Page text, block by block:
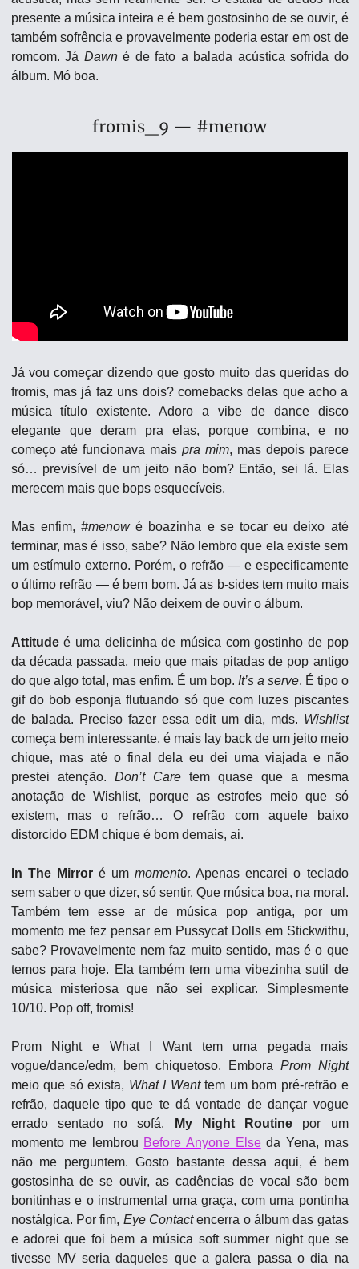
presente a música inteira e é bem gostosinho de se ouvir, é
também sofrência e provavelmente poderia estar em ost de
romcom. Já Dawn é de fato a balada acústica sofrida do
álbum. Mó boa.
fromis_9 — #menow
Já vou começar dizendo que gosto muito das queridas do
fromis, mas já faz uns dois? comebacks delas que acho a
música título existente. Adoro a vibe de dance disco
elegante que deram pra elas, porque combina, e no
começo até funcionava mais pra mim, mas depois parece
só… previsível de um jeito não bom? Então, sei lá. Elas
merecem mais que bops esquecíveis.
Mas enfim, #menow é boazinha e se tocar eu deixo até
terminar, mas é isso, sabe? Não lembro que ela existe sem
um estímulo externo. Porém, o refrão — e especificamente
o último refrão — é bem bom. Já as b-sides tem muito mais
bop memorável, viu? Não deixem de ouvir o álbum.
Attitude é uma delicinha de música com gostinho de pop
da década passada, meio que mais pitadas de pop antigo
do que algo total, mas enfim. É um bop. It’s a serve. É tipo o
gif do bob esponja flutuando só que com luzes piscantes
de balada. Preciso fazer essa edit um dia, mds. Wishlist
começa bem interessante, é mais lay back de um jeito meio
chique, mas até o final dela eu dei uma viajada e não
prestei atenção. Don’t Care tem quase que a mesma
anotação de Wishlist, porque as estrofes meio que só
existem, mas o refrão… O refrão com aquele baixo
distorcido EDM chique é bom demais, ai.
In The Mirror é um momento. Apenas encarei o teclado
sem saber o que dizer, só sentir. Que música boa, na moral.
Também tem esse ar de música pop antiga, por um
momento me fez pensar em Pussycat Dolls em Stickwithu,
sabe? Provavelmente nem faz muito sentido, mas é o que
temos para hoje. Ela também tem uma vibezinha sutil de
música misteriosa que não sei explicar. Simplesmente
10/10. Pop off, fromis!
Prom Night e What I Want tem uma pegada mais
vogue/dance/edm, bem chiquetoso. Embora Prom Night
meio que só exista, What I Want tem um bom pré-refrão e
refrão, daquele tipo que te dá vontade de dançar vogue
errado sentado no sofá.
My Night Routine por um
momento me lembrou Before Anyone Else da Yena, mas
não me perguntem. Gosto bastante dessa aqui, é bem
gostosinha de se ouvir, as cadências de vocal são bem
bonitinhas e o instrumental uma graça, com uma pontinha
nostálgica. Por fim, Eye Contact encerra o álbum das gatas
e adorei que foi bem a música soft summer night que se
tivesse MV seria daqueles que a galera passa o dia na